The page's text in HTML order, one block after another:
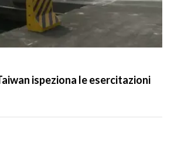
ispeziona le esercitazioni